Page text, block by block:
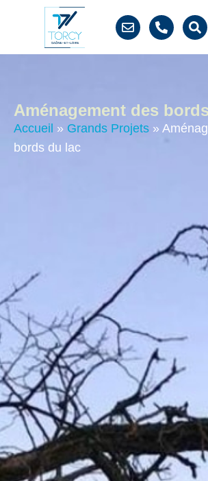
Aménagement des
Accueil » Grands Projets »
bords du lac